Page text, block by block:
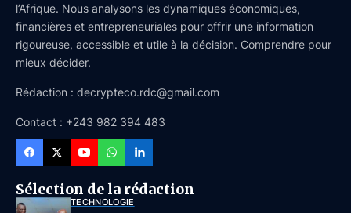
l’Afrique. Nous analysons les dynamiques économiques,
financières et entrepreneuriales pour offrir une information
rigoureuse, accessible et utile à la décision. Comprendre pour
mieux décider.
Rédaction : decrypteco.rdc@gmail.com
Contact : +243 982 394 483
Sélection de la rédaction
TECHNOLOGIE